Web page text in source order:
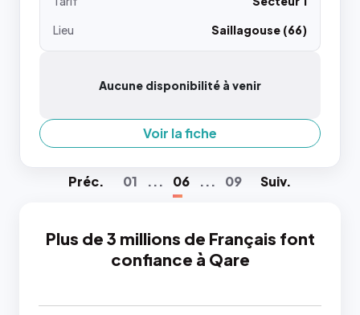
Lieu
Saillagouse (66)
Aucune disponibilité à venir
Voir la fiche
Préc. 01 ... 06 ... 09 Suiv.
Plus de 3 millions de Français font
confiance à Qare